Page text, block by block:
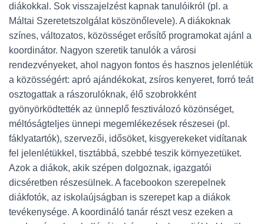
diákokkal. Sok visszajelzést kapnak tanulóikról (pl. a
Máltai Szeretetszolgálat köszönőlevele). A diákoknak
színes, változatos, közösséget erősítő programokat ajánl a
koordinátor. Nagyon szeretik tanulók a városi
rendezvényeket, ahol nagyon fontos és hasznos jelenlétük
a közösségért: apró ajándékokat, zsíros kenyeret, forró teát
osztogattak a rászorulóknak, élő szobrokként
gyönyörködtették az ünneplő fesztiválozó közönséget,
méltóságteljes ünnepi megemlékezések részesei (pl.
fáklyatartók), szervezői, idősöket, kisgyerekeket vidítanak
fel jelenlétükkel, tisztábbá, szebbé teszik környezetüket.
Azok a diákok, akik szépen dolgoznak, igazgatói
dicséretben részesülnek. A facebookon szerepelnek
diákfotók, az iskolaújságban is szerepet kap a diákok
tevékenysége. A koordináló tanár részt vesz ezeken a